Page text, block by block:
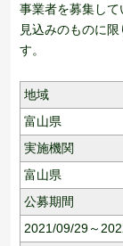
事業者を募集し
見込みのものに
す。
地域
富山県
実施機関
富山県
公募期間
2021/09/29～